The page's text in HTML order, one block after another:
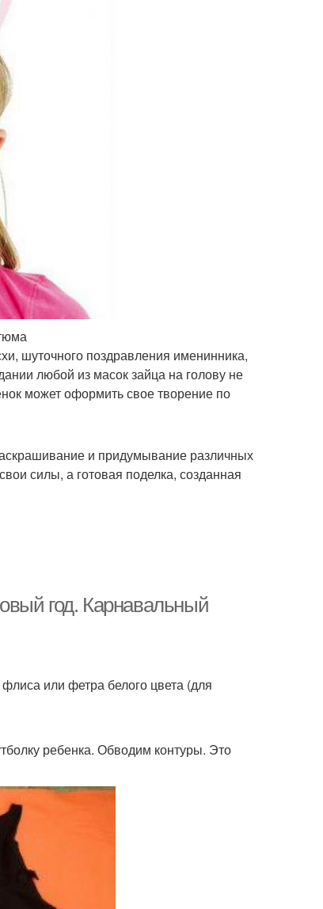
шуточного поздравления именинника,
любой из масок зайца на голову не
может оформить свое творение по
и придумывание различных
силы, а готовая поделка, созданная
год. Карнавальный
или фетра белого цвета (для
ребенка. Обводим контуры. Это